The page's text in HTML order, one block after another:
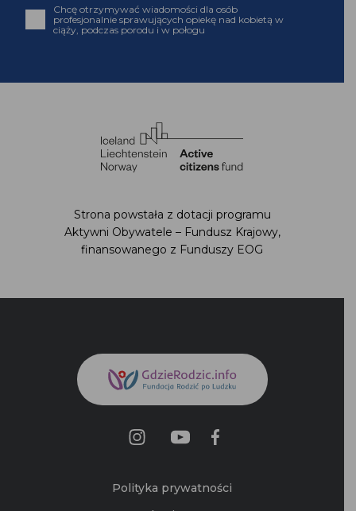
Chcę otrzymywać wiadomości dla osób
profesjonalnie sprawujących opiekę nad kobietą w
ciąży, podczas porodu i w połogu
Strona powstała z dotacji programu
Aktywni Obywatele – Fundusz Krajowy,
finansowanego z Funduszy EOG
Polityka prywatności